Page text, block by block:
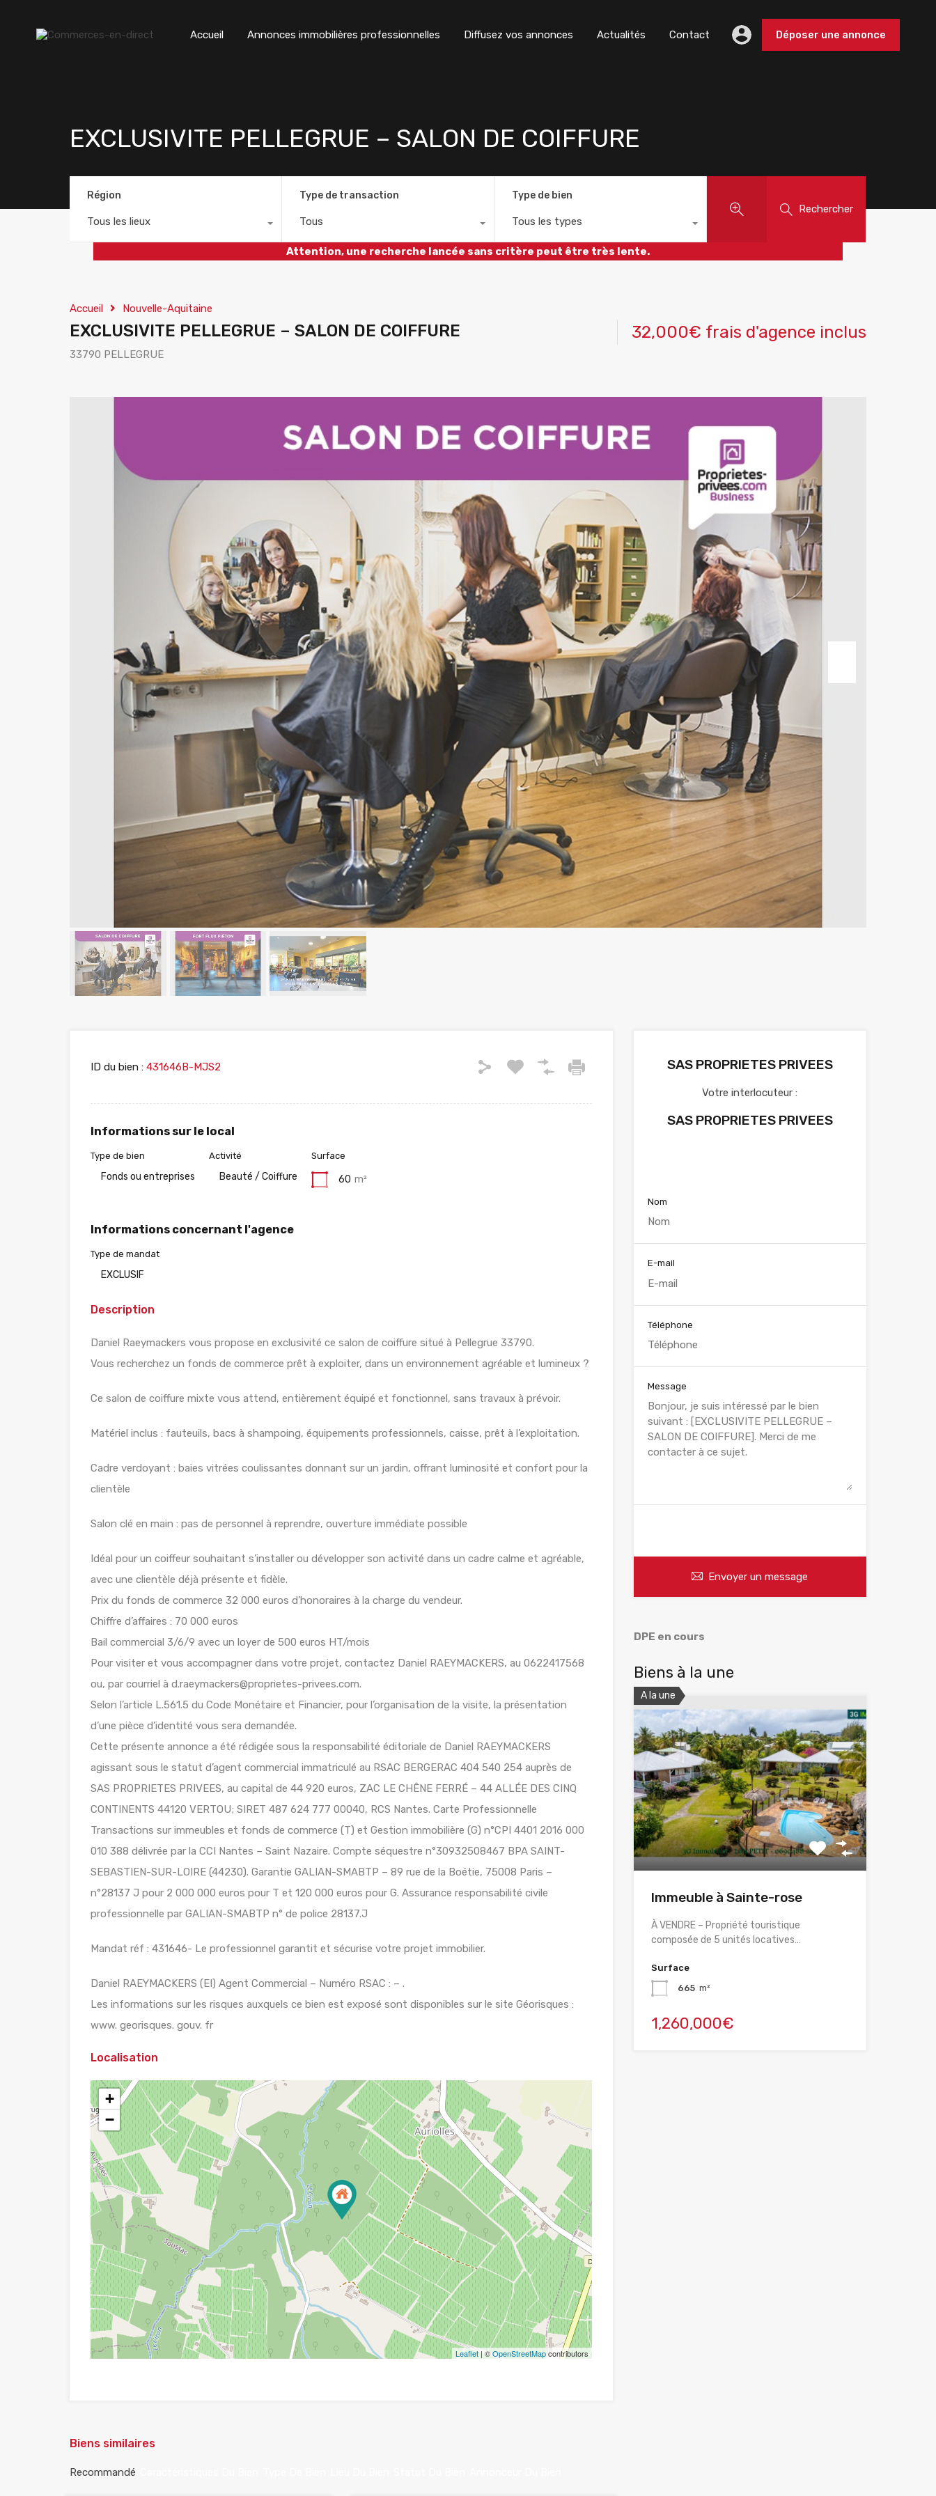
Accueil Annonces immobilières professionnelles Diffusez vos annonces Actualités Contact Déposer une annonce
EXCLUSIVITE PELLEGRUE – SALON DE COIFFURE
Région
Tous les lieux
Type de transaction
Tous
Type de bien
Tous les types
Rechercher
Attention, une recherche lancée sans critère peut être très lente.
Accueil Nouvelle-Aquitaine
EXCLUSIVITE PELLEGRUE – SALON DE COIFFURE
33790 PELLEGRUE
32,000€ frais d'agence inclus
ID du bien : 431646B-MJS2
Informations sur le local
Type de bien
Fonds ou entreprises
Activité
Beauté / Coiffure
Surface
60 m²
Informations concernant l'agence
Type de mandat
EXCLUSIF
Description
Daniel Raeymackers vous propose en exclusivité ce salon de coiffure situé à Pellegrue 33790.
Vous recherchez un fonds de commerce prêt à exploiter, dans un environnement agréable et lumineux ?
Ce salon de coiffure mixte vous attend, entièrement équipé et fonctionnel, sans travaux à prévoir.
Matériel inclus : fauteuils, bacs à shampoing, équipements professionnels, caisse, prêt à l’exploitation.
Cadre verdoyant : baies vitrées coulissantes donnant sur un jardin, offrant luminosité et confort pour la
clientèle
Salon clé en main : pas de personnel à reprendre, ouverture immédiate possible
Idéal pour un coiffeur souhaitant s’installer ou développer son activité dans un cadre calme et agréable,
avec une clientèle déjà présente et fidèle.
Prix du fonds de commerce 32 000 euros d’honoraires à la charge du vendeur.
Chiffre d’affaires : 70 000 euros
Bail commercial 3/6/9 avec un loyer de 500 euros HT/mois
Pour visiter et vous accompagner dans votre projet, contactez Daniel RAEYMACKERS, au 0622417568
ou, par courriel à d.raeymackers@proprietes-privees.com.
Selon l’article L.561.5 du Code Monétaire et Financier, pour l’organisation de la visite, la présentation
d’une pièce d’identité vous sera demandée.
Cette présente annonce a été rédigée sous la responsabilité éditoriale de Daniel RAEYMACKERS
agissant sous le statut d’agent commercial immatriculé au RSAC BERGERAC 404 540 254 auprès de
SAS PROPRIETES PRIVEES, au capital de 44 920 euros, ZAC LE CHÊNE FERRÉ – 44 ALLÉE DES CINQ
CONTINENTS 44120 VERTOU; SIRET 487 624 777 00040, RCS Nantes. Carte Professionnelle
Transactions sur immeubles et fonds de commerce (T) et Gestion immobilière (G) n°CPI 4401 2016 000
010 388 délivrée par la CCI Nantes – Saint Nazaire. Compte séquestre n°30932508467 BPA SAINT-
SEBASTIEN-SUR-LOIRE (44230). Garantie GALIAN-SMABTP – 89 rue de la Boétie, 75008 Paris –
n°28137 J pour 2 000 000 euros pour T et 120 000 euros pour G. Assurance responsabilité civile
professionnelle par GALIAN-SMABTP n° de police 28137.J
Mandat réf : 431646- Le professionnel garantit et sécurise votre projet immobilier.
Daniel RAEYMACKERS (EI) Agent Commercial – Numéro RSAC : – .
Les informations sur les risques auxquels ce bien est exposé sont disponibles sur le site Géorisques :
www. georisques. gouv. fr
Localisation
+
−
Leaflet| ©OpenStreetMapcontributors
Biens similaires
Recommandé
SAS PROPRIETES PRIVEES
Votre interlocuteur :
SAS PROPRIETES PRIVEES
Nom
E-mail
Téléphone
Message
Envoyer un message
DPE en cours
Biens à la une
A la une
Immeuble à Sainte-rose
À VENDRE – Propriété touristique
composée de 5 unités locatives…
Surface
665 m²
1,260,000€